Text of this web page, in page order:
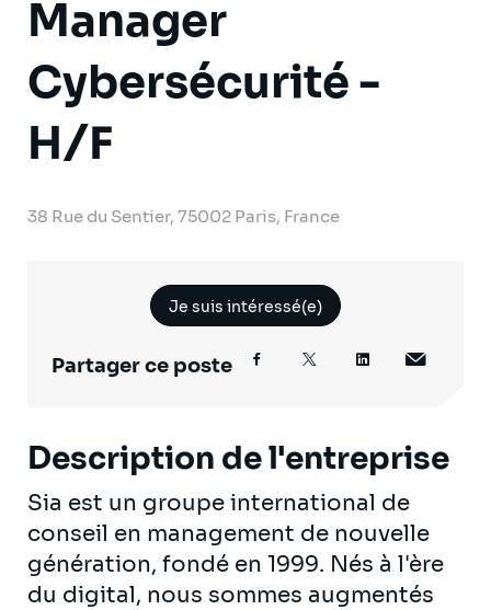
Manager
Cybersécurité -
H/F
38 Rue du Sentier, 75002 Paris, France
Je suis intéressé(e)
Partager ce poste
Description de l'entreprise
Sia est un groupe international de
conseil en management de nouvelle
génération, fondé en 1999. Nés à l'ère
du digital, nous sommes augmentés